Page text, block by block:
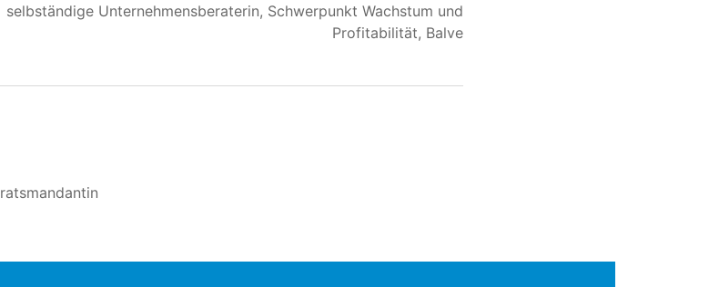
selbständige Unternehmensberaterin, Schwerpunkt Wachstum und
Profitabilität, Balve